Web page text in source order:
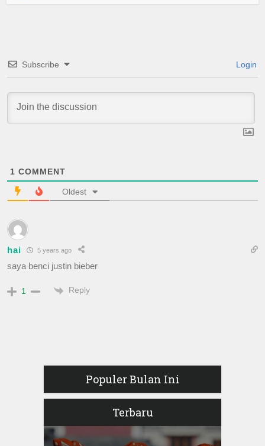
Subscribe Login
1 COMMENT
Oldest
hai 5 years ago
saya benci justin bieber
1 Reply
Populer Bulan Ini
Terbaru